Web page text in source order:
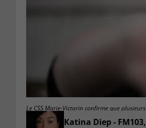
Le CSS Marie-Victorin confirme que
Katina Diep -